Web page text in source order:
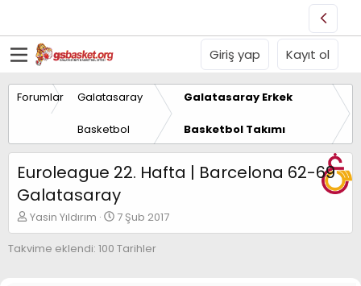
Giriş yap Kayıt ol
Forumlar Galatasaray
Basketbol
Galatasaray Erkek
Basketbol Takımı
Euroleague 22. Hafta | Barcelona 62-69
Galatasaray
K
o
n
Yasin Yıldırım
B
a
ş
7 Şub 2017
Takvime eklendi: 100 Tarihler